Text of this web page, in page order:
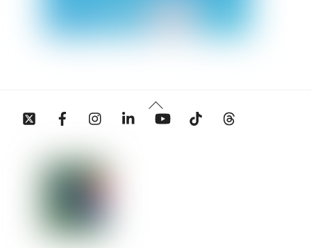
Back
To
Twitter Facebook InstagramLinkedin YouTube Tiktok